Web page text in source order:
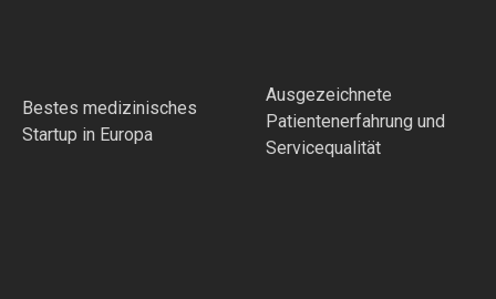
Bestes medizinisches
Startup in Europa
Ausgezeichnete
Patientenerfahrung und
Servicequalität